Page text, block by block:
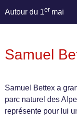
Autour du 1er mai
Samuel
Samuel Bettex a
parc naturel des
représente pour lui